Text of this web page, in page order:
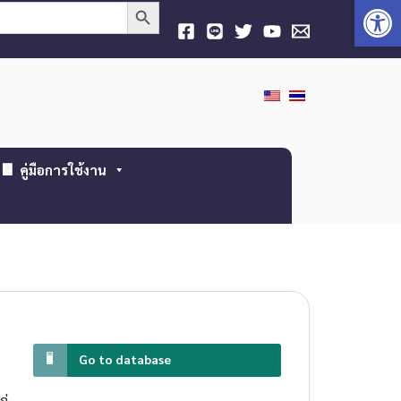
คู่มือการใช้งาน
Go to database